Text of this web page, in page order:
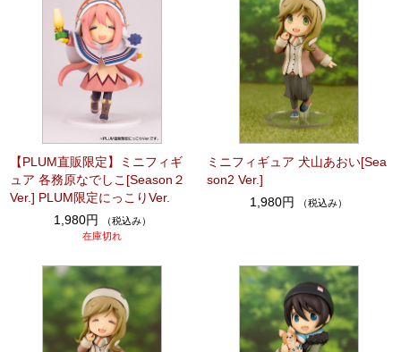
【PLUM直販限定】ミニフィギ
ュア 各務原なでしこ[Season２
Ver.] PLUM限定にっこりVer.
1,980円
（税込み）
在庫切れ
ミニフィギュア 犬山あおい[Sea
son2 Ver.]
1,980円
（税込み）